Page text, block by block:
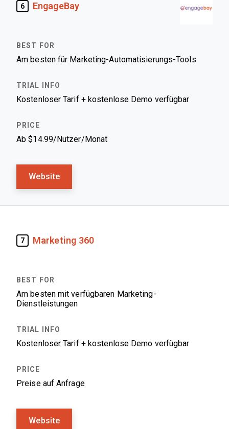
6 EngageBay
Am besten für Marketing-Automatisierungs-Tools
Kostenloser Tarif + kostenlose Demo verfügbar
Ab $14.99/Nutzer/Monat
Website
7 Marketing 360
Am besten mit verfügbaren Marketing-
Dienstleistungen
Kostenloser Tarif + kostenlose Demo verfügbar
Preise auf Anfrage
Website